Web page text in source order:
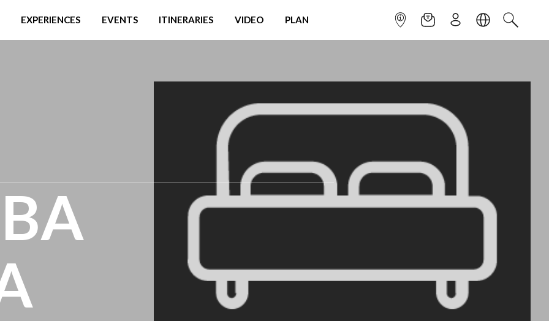
EXPERIENCES EVENTS ITINERARIES VIDEO PLAN INFOPOINTNEWSLETTER
SIGN UPLANGUAGE
SEARCH